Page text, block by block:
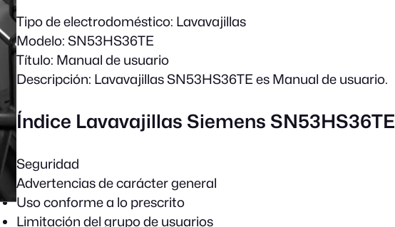
Tipo de electrodoméstico: Lavavajillas
Modelo: SN53HS36TE
Título: Manual de usuario
Descripción: Lavavajillas SN53HS36TE es Manual de usuario.
Índice Lavavajillas Siemens SN53HS36TE
Seguridad
Advertencias de carácter general
Uso conforme a lo prescrito
Limitación del grupo de usuarios